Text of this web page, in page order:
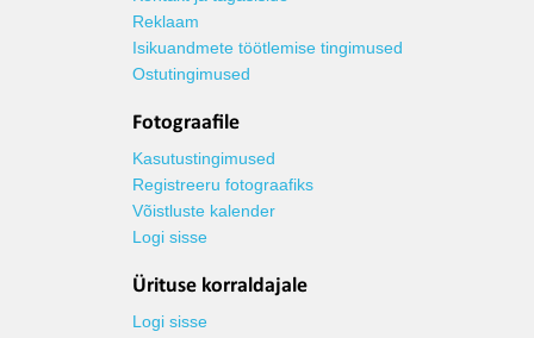
Reklaam
Isikuandmete töötlemise tingimused
Ostutingimused
Fotograafile
Kasutustingimused
Registreeru fotograafiks
Võistluste kalender
Logi sisse
Ürituse korraldajale
Logi sisse